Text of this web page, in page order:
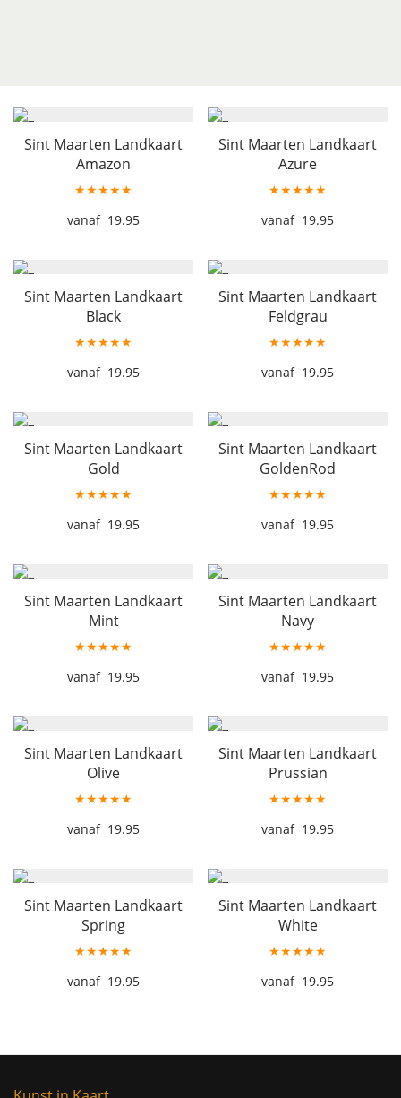
Sint Maarten Landkaart
Amazon
★★★★★
19.95
Sint Maarten Landkaart
Azure
★★★★★
19.95
Sint Maarten Landkaart
Black
★★★★★
19.95
Sint Maarten Landkaart
Feldgrau
★★★★★
19.95
Sint Maarten Landkaart
Gold
★★★★★
19.95
Sint Maarten Landkaart
GoldenRod
★★★★★
19.95
Sint Maarten Landkaart
Mint
★★★★★
19.95
Sint Maarten Landkaart
Navy
★★★★★
19.95
Sint Maarten Landkaart
Olive
★★★★★
19.95
Sint Maarten Landkaart
Prussian
★★★★★
19.95
Sint Maarten Landkaart
Spring
★★★★★
19.95
Sint Maarten Landkaart
White
★★★★★
19.95